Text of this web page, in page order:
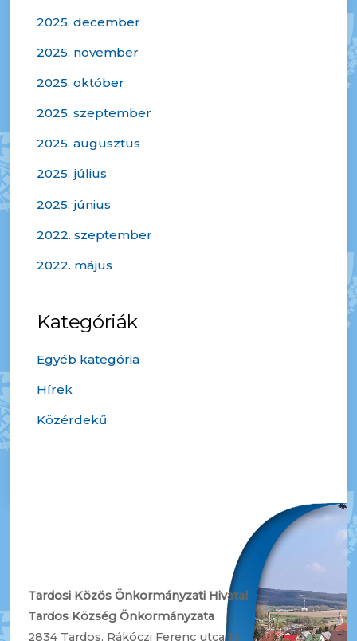
2025. december
2025. november
2025. október
2025. szeptember
2025. augusztus
2025. július
2025. június
2022. szeptember
2022. május
Kategóriák
Egyéb kategória
Hírek
Közérdekű
Tardosi Közös Önkormányzati Hivatal
Tardos Község Önkormányzata
2834 Tardos, Rákóczi Ferenc utca 10.